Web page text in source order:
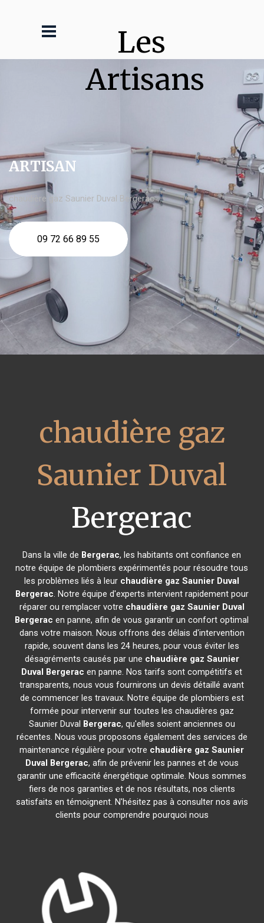
Les
Artisans
ARTISAN
chaudière gaz Saunier Duval Bergerac
09 72 66 89 55
chaudière gaz
Saunier Duval
Bergerac
Dans la ville de Bergerac, les habitants ont confiance en
notre équipe de plombiers expérimentés pour résoudre tous
les problèmes liés à leur chaudière gaz Saunier Duval
Bergerac. Notre équipe d'experts intervient rapidement pour
réparer ou remplacer votre chaudière gaz Saunier Duval
Bergerac en panne, afin de vous garantir un confort optimal
dans votre maison. Nous offrons des délais d'intervention
rapide, souvent dans les 24 heures, pour vous éviter les
désagréments causés par une chaudière gaz Saunier
Duval Bergerac en panne. Nos tarifs sont compétitifs et
transparents, nous vous fournirons un devis détaillé avant
de commencer les travaux. Notre équipe de plombiers est
formée pour intervenir sur toutes les chaudières gaz
Saunier Duval Bergerac, qu'elles soient anciennes ou
récentes. Nous vous proposons également des services de
maintenance régulière pour votre chaudière gaz Saunier
Duval Bergerac, afin de prévenir les pannes et de vous
garantir une efficacité énergétique optimale. Nous sommes
fiers de nos garanties et de nos résultats, nos clients
satisfaits en témoignent. N'hésitez pas à consulter nos avis
clients pour comprendre pourquoi nous